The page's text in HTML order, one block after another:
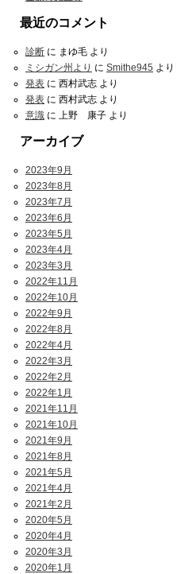
最近のコメント
診断 に まゆ毛 より
ミシガン州より に Smithe945 より
発表 に 西村武志 より
発表 に 西村武志 より
意識 に 上野 康子 より
アーカイブ
2023年9月
2023年8月
2023年7月
2023年6月
2023年5月
2023年4月
2023年3月
2022年11月
2022年10月
2022年9月
2022年8月
2022年4月
2022年3月
2022年2月
2022年1月
2021年11月
2021年10月
2021年9月
2021年8月
2021年5月
2021年4月
2021年2月
2020年5月
2020年4月
2020年3月
2020年1月